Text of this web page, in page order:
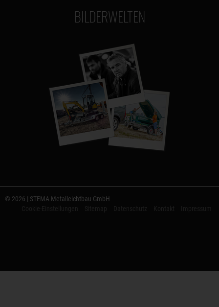
BILDERWELTEN
© 2026 | STEMA Metalleichtbau GmbH